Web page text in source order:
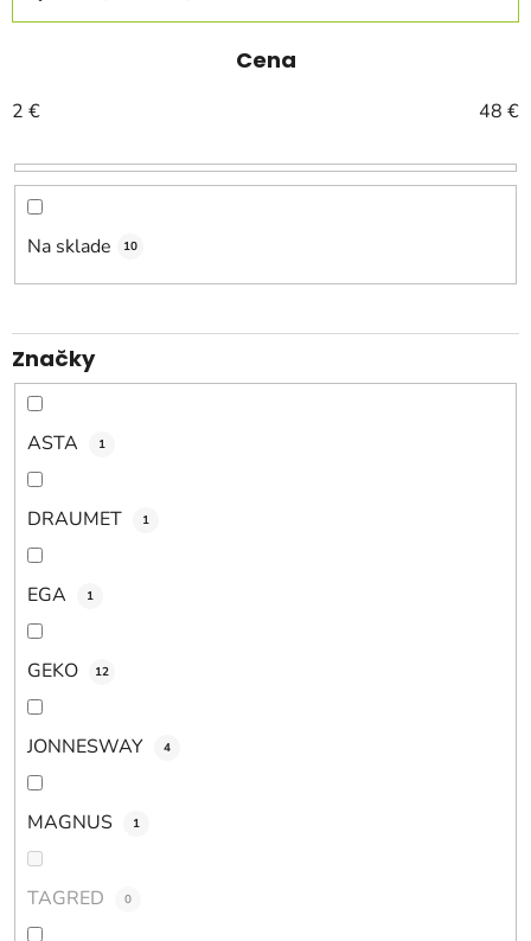
d
n
i
e
p
o
d
k
t
o
Cena
2 € 48 €
Na sklade 10
Značky
ASTA 1
DRAUMET 1
EGA 1
GEKO 12
JONNESWAY 4
MAGNUS 1
TAGRED 0